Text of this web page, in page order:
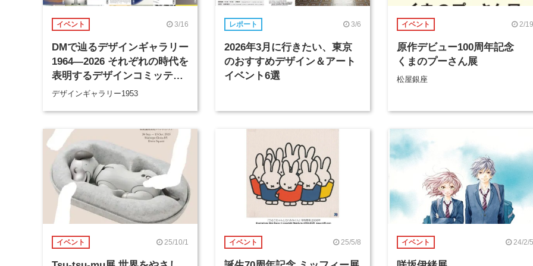
イベント 3/16
DMで辿るデザインギャラリー
1964―2026 それぞれの時代を
表明するデザインコミッティ
ーの活動歴、そしてその先へ
デザインギャラリー1953
レポート 3/6
2026年3月に行きたい、東京
のおすすめデザイン＆アート
イベント6選
イベント 2/19
原作デビュー100周年記念
くまのプーさん展
松屋銀座
イベント 25/10/1 イベント 25/5/8 イベント 24/2/5